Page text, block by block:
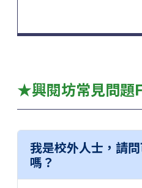
★興閱坊常見問題
我是校外人士，請
嗎？